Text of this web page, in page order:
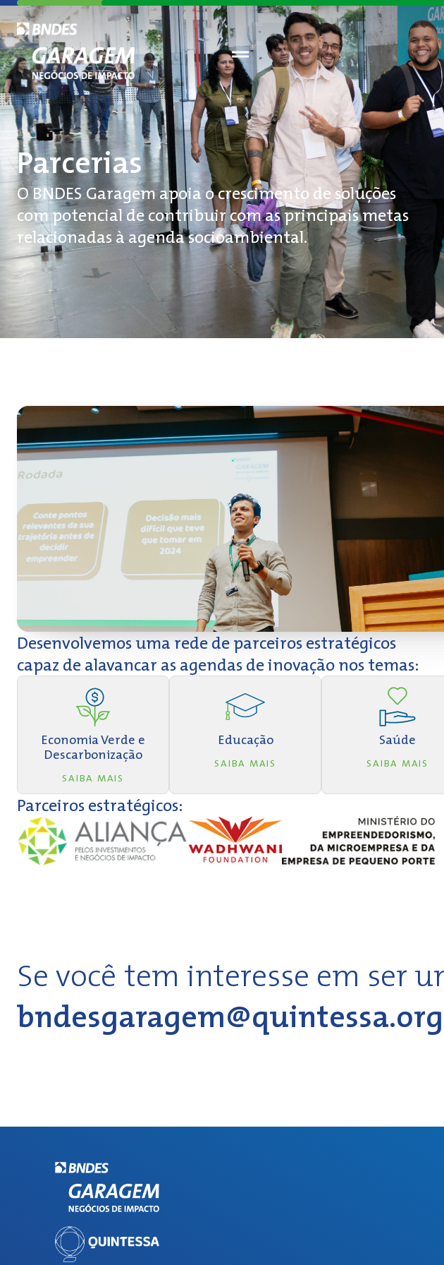
Parcerias
O BNDES Garagem apoia o crescimento de soluções
com potencial de contribuir com as principais metas
relacionadas à agenda socioambiental.
Desenvolvemos uma rede de parceiros estratégicos
capaz de alavancar as agendas de inovação nos temas:
Economia Verde e
Descarbonização
SAIBA MAIS
Educação
SAIBA MAIS
Saúde
SAIBA MAIS
Parceiros estratégicos:
Se você tem interesse em ser